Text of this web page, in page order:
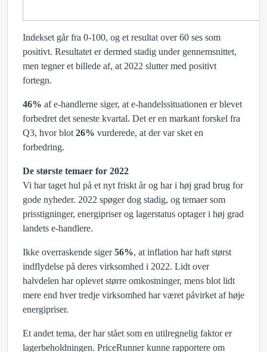
Indekset går fra 0-100, og et resultat over 60 ses som
positivt. Resultatet er dermed stadig under gennemsnittet,
men tegner et billede af, at 2022 slutter med positivt
fortegn.
46% af e-handlerne siger, at e-handelssituationen er blevet
forbedret det seneste kvartal. Det er en markant forskel fra
Q3, hvor blot 26% vurderede, at der var sket en
forbedring.
De største temaer for 2022
Vi har taget hul på et nyt friskt år og har i høj grad brug for
gode nyheder. 2022 spøger dog stadig, og temaer som
prisstigninger, energipriser og lagerstatus optager i høj grad
landets e-handlere.
Ikke overraskende siger56%, at inflation har haft størst
indflydelse på deres virksomhed i 2022. Lidt over
halvdelen har oplevet større omkostninger, mens blot lidt
mere end hver tredje virksomhed har været påvirket af høje
energipriser.
Et andet tema, der har stået som en utilregnelig faktor er
lagerbeholdningen. PriceRunner kunne rapportere om